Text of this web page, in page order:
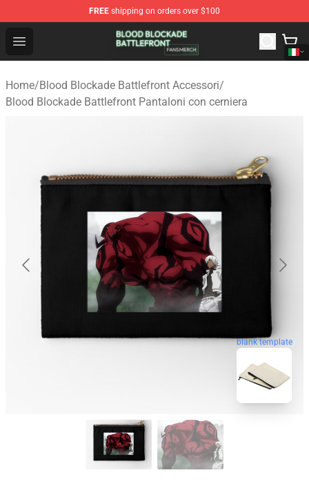
FREE shipping on orders over $100
Open menu
Blood Blockade Battlefront Shop - Official Blood
Home/Blood Blockade Battlefront Accessori/
Blood Blockade Battlefront Pantaloni con cerniera
blank template